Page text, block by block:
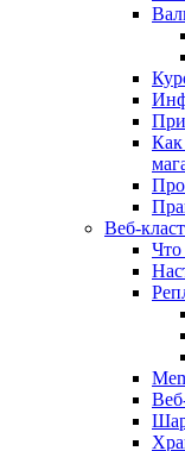
Как
Веб-
Что